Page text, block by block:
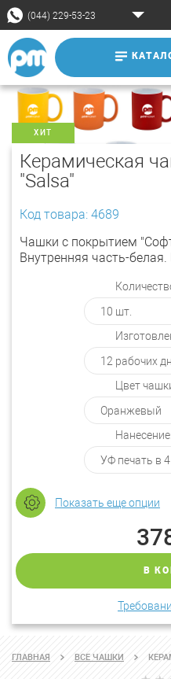
(044) 229-53-23
Керамическая
"Salsa"
Код товара: 4689
Чашки с покрытием
Внутренняя часть-
Цвет
Нанесение:
Показать еще опции
В
ХИТ
ГЛАВНАЯ ВСЕ ЧАШКИ